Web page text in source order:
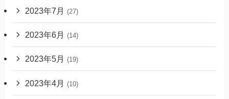
2023年7月 (27)
2023年6月 (14)
2023年5月 (19)
2023年4月 (10)